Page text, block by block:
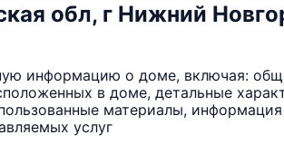
обл, г Нижний
информацию о доме, включая:
в доме, детальные
материалы,
услуг